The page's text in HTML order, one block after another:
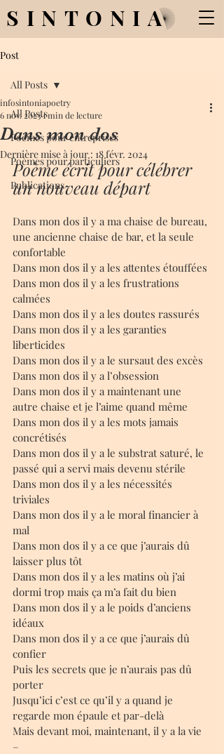
SINTONIA
Post
All Posts
Poèmes pour entreprises
Poèmes pour particuliers
Publications
All Posts
Dans mon dos
infosintoniapoetry
6 nov. 20231 min de lecture
Dernière mise à jour : 18 févr. 2024
Poème écrit pour célébrer
un nouveau départ
Dans mon dos il y a ma chaise de bureau,
une ancienne chaise de bar, et la seule
confortable
Dans mon dos il y a les attentes étouffées
Dans mon dos il y a les frustrations
calmées
Dans mon dos il y a les doutes rassurés
Dans mon dos il y a les garanties
liberticides
Dans mon dos il y a le sursaut des excès
Dans mon dos il y a l’obsession
Dans mon dos il y a maintenant une
autre chaise et je l’aime quand même
Dans mon dos il y a les mots jamais
concrétisés
Dans mon dos il y a le substrat saturé, le
passé qui a servi mais devenu stérile
Dans mon dos il y a les nécessités
triviales
Dans mon dos il y a le moral financier à
mal
Dans mon dos il y a ce que j’aurais dû
laisser plus tôt
Dans mon dos il y a les matins où j’ai
dormi trop mais ça m’a fait du bien
Dans mon dos il y a le poids d’anciens
idéaux
Dans mon dos il y a ce que j’aurais dû
confier
Puis les secrets que je n’aurais pas dû
porter
Jusqu’ici c’est ce qu’il y a quand je
regarde mon épaule et par-delà
Mais devant moi, maintenant, il y a la vie
–